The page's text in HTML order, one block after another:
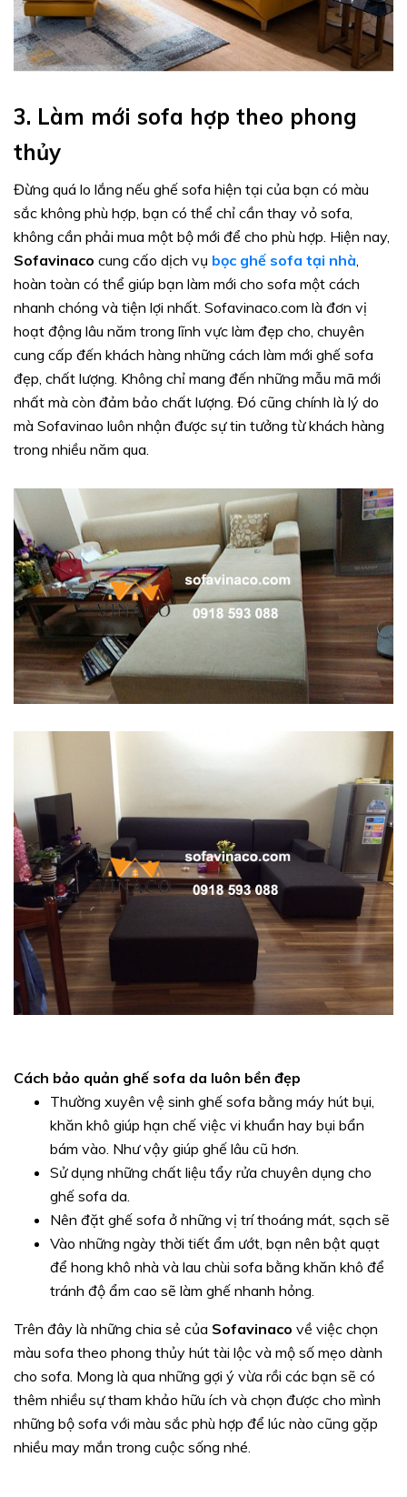
3. Làm mới sofa hợp theo phong
thủy
Đừng quá lo lắng nếu ghế sofa hiện tại của bạn có màu
sắc không phù hợp, bạn có thể chỉ cần thay vỏ sofa,
không cần phải mua một bộ mới để cho phù hợp. Hiện nay,
Sofavinaco cung cấo dịch vụ bọc ghế sofa tại nhà,
hoàn toàn có thể giúp bạn làm mới cho sofa một cách
nhanh chóng và tiện lợi nhất. Sofavinaco.com là đơn vị
hoạt động lâu năm trong lĩnh vực làm đẹp cho, chuyên
cung cấp đến khách hàng những cách làm mới ghế sofa
đẹp, chất lượng. Không chỉ mang đến những mẫu mã mới
nhất mà còn đảm bảo chất lượng. Đó cũng chính là lý do
mà Sofavinao luôn nhận được sự tin tưởng từ khách hàng
trong nhiều năm qua.
Cách bảo quản ghế sofa da luôn bền đẹp
Thường xuyên vệ sinh ghế sofa bằng máy hút bụi,
khăn khô giúp hạn chế việc vi khuẩn hay bụi bẩn
bám vào. Như vậy giúp ghế lâu cũ hơn.
Sử dụng những chất liệu tẩy rửa chuyên dụng cho
ghế sofa da.
Nên đặt ghế sofa ở những vị trí thoáng mát, sạch sẽ
Vào những ngày thời tiết ẩm ướt, bạn nên bật quạt
để hong khô nhà và lau chùi sofa bằng khăn khô để
tránh độ ẩm cao sẽ làm ghế nhanh hỏng.
Trên đây là những chia sẻ của Sofavinaco về việc chọn
màu sofa theo phong thủy hút tài lộc và mộ số mẹo dành
cho sofa. Mong là qua những gợi ý vừa rồi các bạn sẽ có
thêm nhiều sự tham khảo hữu ích và chọn được cho mình
những bộ sofa với màu sắc phù hợp để lúc nào cũng gặp
nhiều may mắn trong cuộc sống nhé.